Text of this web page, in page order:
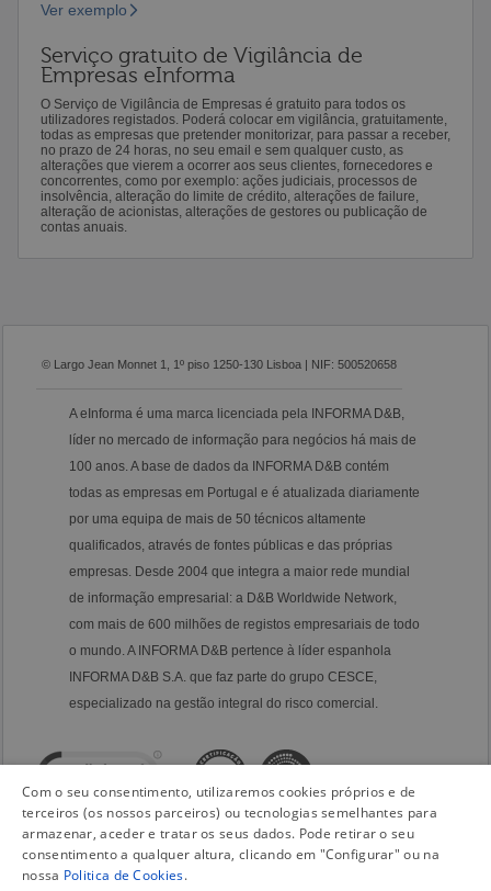
Ver exemplo
Serviço gratuito de Vigilância de
Empresas eInforma
O Serviço de Vigilância de Empresas é gratuito para todos os
utilizadores registados. Poderá colocar em vigilância, gratuitamente,
todas as empresas que pretender monitorizar, para passar a receber,
no prazo de 24 horas, no seu email e sem qualquer custo, as
alterações que vierem a ocorrer aos seus clientes, fornecedores e
concorrentes, como por exemplo: ações judiciais, processos de
insolvência, alteração do limite de crédito, alterações de failure,
alteração de acionistas, alterações de gestores ou publicação de
contas anuais.
© Largo Jean Monnet 1, 1º piso 1250-130 Lisboa | NIF: 500520658
A eInforma é uma marca licenciada pela INFORMA D&B,
líder no mercado de informação para negócios há mais de
100 anos. A base de dados da INFORMA D&B contém
todas as empresas em Portugal e é atualizada diariamente
por uma equipa de mais de 50 técnicos altamente
qualificados, através de fontes públicas e das próprias
empresas. Desde 2004 que integra a maior rede mundial
de informação empresarial: a D&B Worldwide Network,
com mais de 600 milhões de registos empresariais de todo
o mundo. A INFORMA D&B pertence à líder espanhola
INFORMA D&B S.A. que faz parte do grupo CESCE,
especializado na gestão integral do risco comercial.
Com o seu consentimento, utilizaremos cookies próprios e de
terceiros (os nossos parceiros) ou tecnologias semelhantes para
armazenar, aceder e tratar os seus dados. Pode retirar o seu
consentimento a qualquer altura, clicando em "Configurar" ou na
nossa Politica de Cookies.